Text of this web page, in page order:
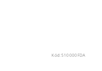
Kód: 510000FDA